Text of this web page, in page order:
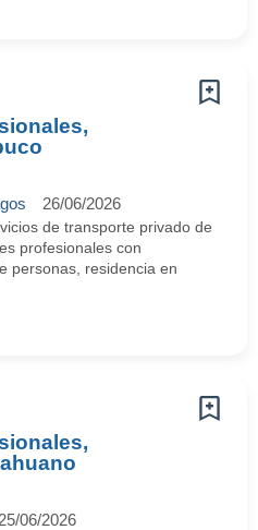
26/06/2026
de transporte privado de
profesionales con
personas, residencia en
25/06/2026